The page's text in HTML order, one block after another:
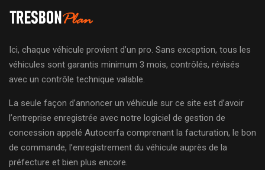
Ici, chaque véhicule provient d’un pro. Sans exception, tous les
véhicules sont garantis minimum 3 mois, contrôlés, révisés
avec un contrôle technique valable.
La seule façon d’annoncer un véhicule sur ce site est d’avoir
l’entreprise enregistrée avec notre logiciel de gestion de
concession appelé Autocerfa comprenant la facturation, le bon
de commande, l’enregistrement du véhicule auprès de la
préfecture et bien plus encore.